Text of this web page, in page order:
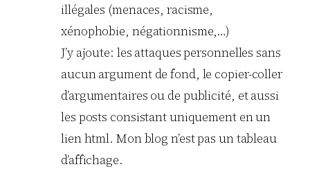
illégales (menaces, racisme,
xénophobie, négationnisme,…)
J’y ajoute: les attaques personnelles sans
aucun argument de fond, le copier-coller
d’argumentaires ou de publicité, et aussi
les posts consistant uniquement en un
lien html. Mon blog n’est pas un tableau
d’affichage.